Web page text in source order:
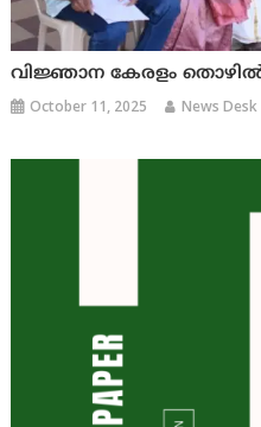
വിജ്ഞാന കേരളം
October 11, 2025 News Desk